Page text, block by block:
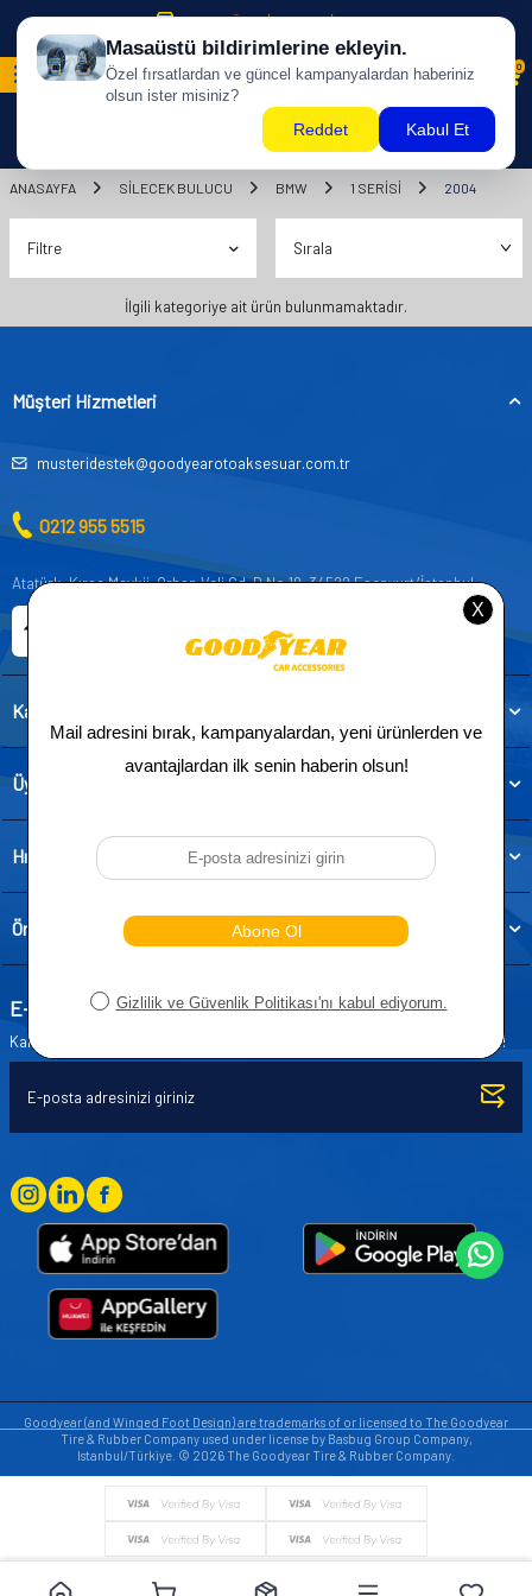
500 TL ÜZERİ KARGO BİZDEN !
0
ANASAYFA SILECEK BULUCU BMW 1 SERİSİ 2004
Filtre
İlgili kategoriye ait ürün bulunmamaktadır.
Müşteri Hizmetleri
musteridestek@goodyearotoaksesuar.com.tr
0212 955 5515
Atatürk, Kıraç Mevkii, Orhan Veli Cd. D:No:19, 34522 Esenyurt/İstanbul
Kategoriler
Üye
Hızlı Erişim
Önemli Bilgiler
E-Bülten Aboneliği
Kampanya ve yeniliklerden haberdar olmak için e-bültenimize abone olun!
Goodyear (and Winged Foot Design) are trademarks of or licensed to The Goodyear
Tire & Rubber Company used under license by Basbug Group Company,
Istanbul/Türkiye. © 2026 The Goodyear Tire & Rubber Company.